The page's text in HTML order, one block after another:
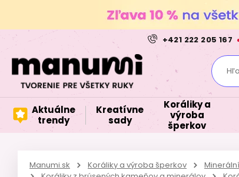
+421 222 205 167
Aktuálne
trendy
Kreatívne
sady
Koráliky a
výroba
šperkov
Manumi.sk Koráliky a výroba šperkov